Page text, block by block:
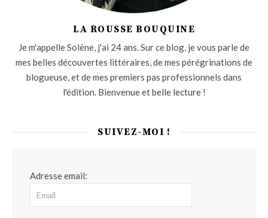
LA ROUSSE BOUQUINE
Je m'appelle Solène, j'ai 24 ans. Sur ce blog, je vous parle de
mes belles découvertes littéraires, de mes pérégrinations de
blogueuse, et de mes premiers pas professionnels dans
l'édition. Bienvenue et belle lecture !
SUIVEZ-MOI !
Adresse email: